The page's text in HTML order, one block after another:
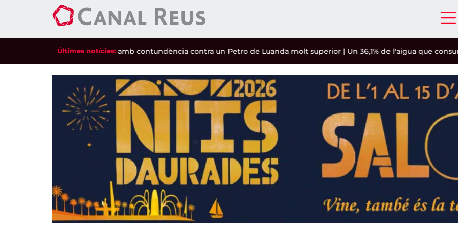
Últimes notícies:
El Reus FCR perd amb contundència contra un Petro de Luanda molt superior|Un 36,1% de l'aigua que
Presenten el cartell de la Festa Major
de Misericòrdia
L’autora és Teresa Llorach